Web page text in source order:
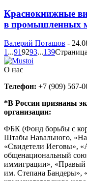
Краснокнижные
в промышленных
Валерий Поташов -
1 ...919293...139
О нас
Телефон: +7 (909) 567-
*В России признаны
организации:
ФБК (Фонд борьбы с
Штабы Навального,
«Свидетели Иеговы»,
общенациональный
иммиграции»,
им. Степана